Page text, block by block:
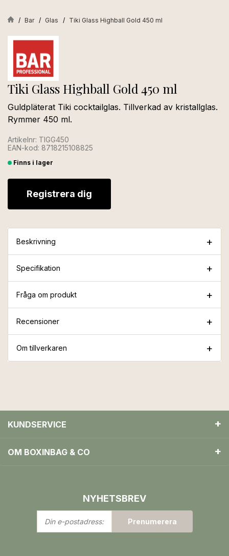
Bar Glas Tiki Glass Highball Gold 450 ml
Tiki Glass Highball Gold 450 ml
Guldpläterat Tiki cocktailglas. Tillverkad av kristallglas.
Rymmer 450 ml.
Artikelnr: TIGG450
EAN-kod: 8718215108825
Finns i lager
Registrera dig
Beskrivning
Specifikation
Fråga om produkt
Recensioner
Om tillverkaren
KUNDSERVICE
OM BOXINBAG & CO
NYHETSBREV
Din
e-
Prenumerera